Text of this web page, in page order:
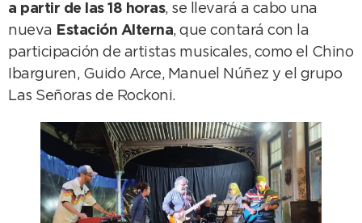
a partir de las 18 horas, se llevará a cabo una
nueva
Estación Alterna, que contará con la
participación de artistas musicales, como el Chino
Ibarguren, Guido Arce, Manuel Núñez y el grupo
Las Señoras de Rockoni.